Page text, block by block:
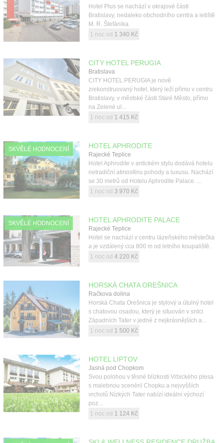
Hotel Plus se nachází v okrajové části
Bratislavy, nedaleko obchodního centra a letiště
M. R. Štefánika.
1 noc od 1 340 Kč
CITY HOTEL PERUGIA
Bratislava
CITY HOTEL PERUGIA je nově
zrekonstruovaný hotel, který leží přímo v centru
Bratislavy, v městské části Staré Město, přímo
na Zelené ul...
1 noc od 1 415 Kč
SKVĚLÉ HODNOCENÍ HOTEL APHRODITE
Rajecké Teplice
Hotel Aphrodite v antickém stylu dodává hotelu
netradiční atmosféru pohody a luxusu. Nachází
se 30 metrů od Hotelu Aphrodite Palace. ...
1 noc od 3 970 Kč
SKVĚLÉ HODNOCENÍ HOTEL APHRODITE PALACE
Rajecké Teplice
Hotel se nachází v centru lázeňského městečka
a je vzdálený cca 800 m od letního koupaliště.
1 noc od 4 220 Kč
HORSKÁ CHATA OREŠNICA
Račkova dolina
Horská Chata Orešnica je stylový a útulný hotel
s chatovou osadou, který je situován v srdci
Západních Tater v jedné z nejkrásnějších a...
1 noc od 1 500 Kč
HOTEL LIPTOV
Jasná pod Chopkom
Svou polohou v těsné blízkosti Vrbického plesa
s malebnou scenérií Chopku a nejvyšších
vrcholů Nízkých Tater nabízí ideální výchozí
poz...
1 noc od 1 124 Kč